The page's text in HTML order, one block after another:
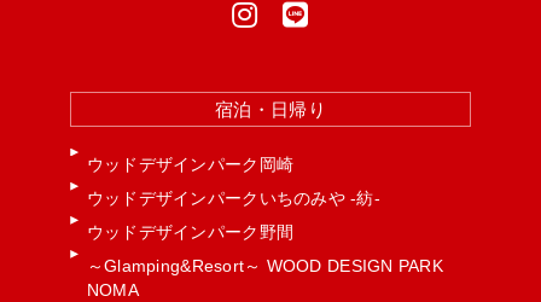
宿泊・日帰り
ウッドデザインパーク岡崎
ウッドデザインパークいちのみや -紡-
ウッドデザインパーク野間
～Glamping&Resort～ WOOD DESIGN PARK
NOMA